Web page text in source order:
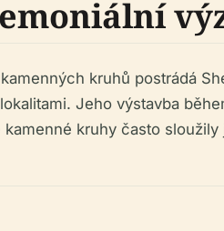
kruhů postrádá
Jeho výstavba
kruhy často